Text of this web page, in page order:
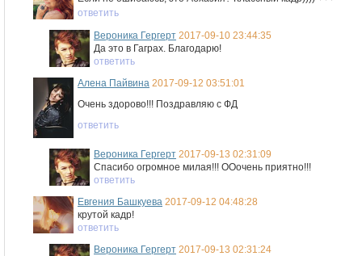
ответить
Вероника Гергерт 2017-09-10 23:44:35
Да это в Гаграх. Благодарю!
ответить
Алена Пайвина 2017-09-12 03:51:01
Очень здорово!!! Поздравляю с ФД
ответить
Вероника Гергерт 2017-09-13 02:31:09
Спасибо огромное милая!!! ООочень приятно!!!
ответить
Евгения Башкуева 2017-09-12 04:48:28
крутой кадр!
ответить
Вероника Гергерт 2017-09-13 02:31:24